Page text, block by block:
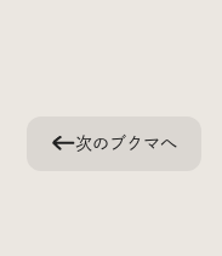
AboutNews
次のブクマへ